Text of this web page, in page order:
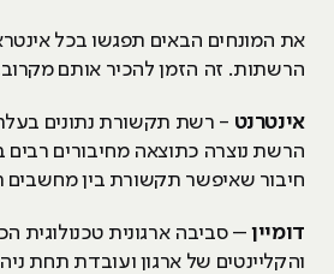
את המונחים הבאים תפגשו בכל
הרשתות. זה הזמן להכיר אותם
אינטרנט - רשת תקשורת נתונים
הרשת נוצרה כתוצאה מחיבורים
חיבור שאיפשר תקשורת בין מחשבים
דומיין– סביבה ארגונית טכנולוגית
והקליינטים של ארגון ועובדת תחת